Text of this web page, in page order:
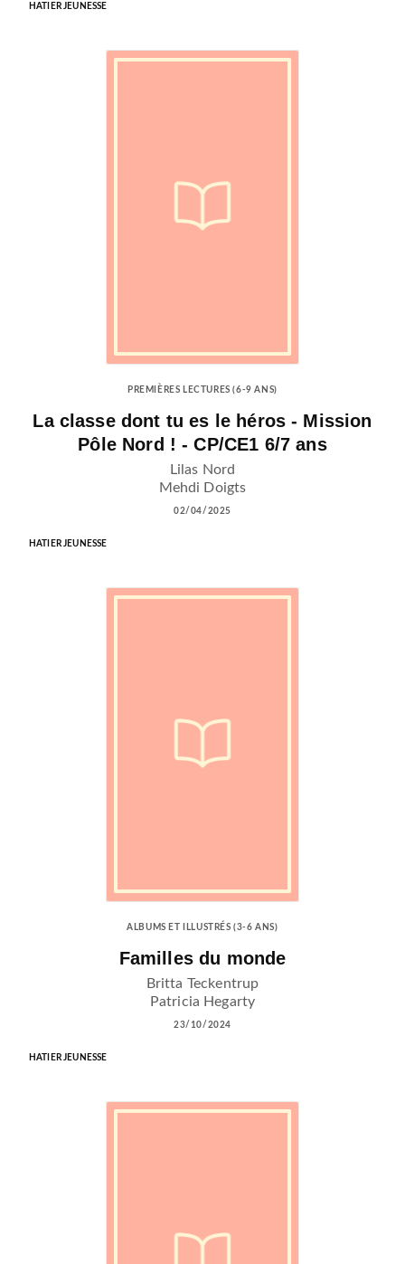
HATIER JEUNESSE
PREMIÈRES LECTURES (6-9 ANS)
La classe dont tu es le héros - Mission
Pôle Nord ! - CP/CE1 6/7 ans
Lilas Nord
Mehdi Doigts
02/04/2025
HATIER JEUNESSE
ALBUMS ET ILLUSTRÉS (3-6 ANS)
Familles du monde
Britta Teckentrup
Patricia Hegarty
23/10/2024
HATIER JEUNESSE